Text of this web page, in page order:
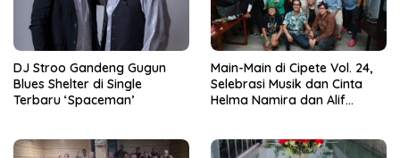
DJ Stroo Gandeng Gugun
Blues Shelter di Single
Terbaru ‘Spaceman’
Main-Main di Cipete Vol. 24,
Selebrasi Musik dan Cinta
Helma Namira dan Alif